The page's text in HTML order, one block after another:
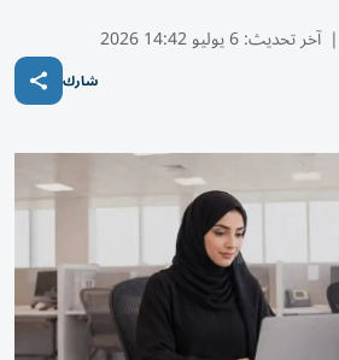
| آخر تحديث:6 يوليو 14:42 2026
شارك